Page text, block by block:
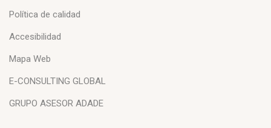
Política de calidad
Accesibilidad
Mapa Web
E-CONSULTING GLOBAL
GRUPO ASESOR ADADE